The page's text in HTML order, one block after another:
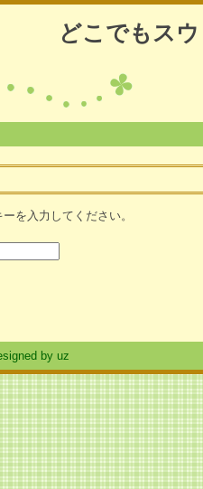
どこでもス
を入力してください。
by uz